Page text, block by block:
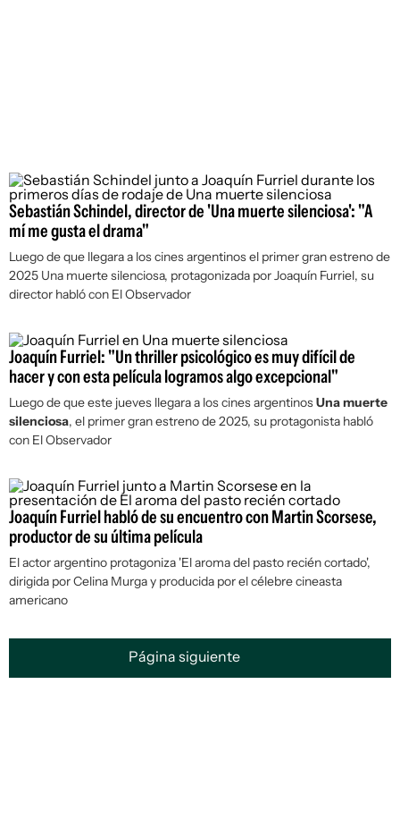
Sebastián Schindel, director de 'Una muerte silenciosa': "A
mí me gusta el drama"
Luego de que llegara a los cines argentinos el primer gran estreno de
2025 Una muerte silenciosa, protagonizada por Joaquín Furriel, su
director habló con El Observador
Joaquín Furriel: "Un thriller psicológico es muy difícil de
hacer y con esta película logramos algo excepcional"
Luego de que este jueves llegara a los cines argentinosUna muerte
silenciosa, el primer gran estreno de 2025, su protagonista habló
con El Observador
Joaquín Furriel habló de su encuentro con Martin Scorsese,
productor de su última película
El actor argentino protagoniza 'El aroma del pasto recién cortado',
dirigida por Celina Murga y producida por el célebre cineasta
americano
Página siguiente